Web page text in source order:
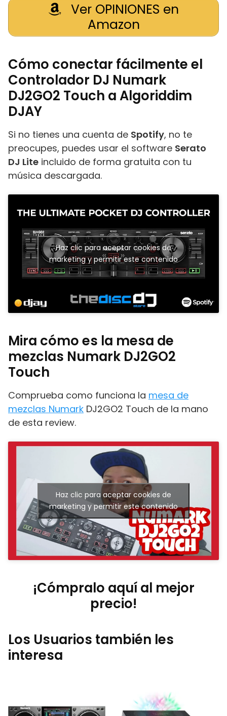
Ver OPINIONES en
Amazon
Cómo conectar fácilmente el
Controlador DJ Numark
DJ2GO2 Touch a Algoriddim
DJAY
Si no tienes una cuenta de Spotify, no te
preocupes, puedes usar el software Serato
DJ Lite incluido de forma gratuita con tu
música descargada.
Haz clic para aceptar cookies de
marketing y permitir este contenido
Mira cómo es la mesa de
mezclas Numark DJ2GO2
Touch
Comprueba como funciona la mesa de
mezclas Numark DJ2GO2 Touch de la mano
de esta review.
Haz clic para aceptar cookies de
marketing y permitir este contenido
¡Cómpralo aquí al mejor
precio!
Los Usuarios también les
interesa